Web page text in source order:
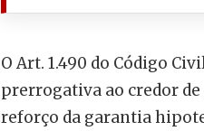
O Art. 1.490 do Código
prerrogativa ao credor de
reforço da garantia